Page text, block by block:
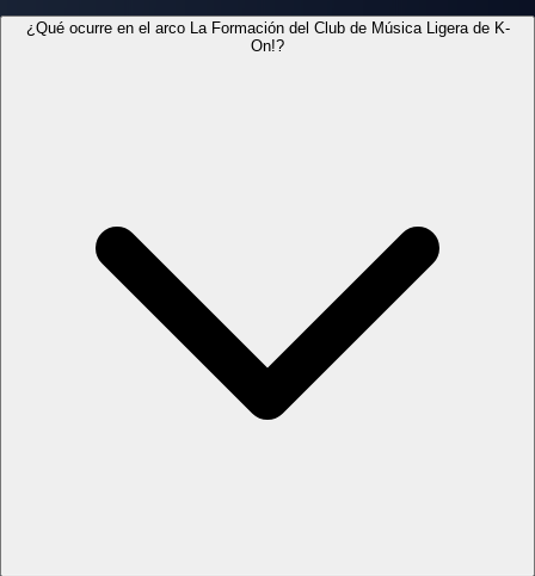
¿Qué ocurre en el arco La Formación del Club de Música Ligera de K-
On!?